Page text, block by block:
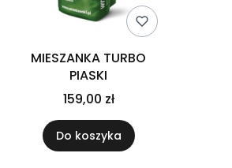
MIESZANKA TURBO
PIASKI
159,00 zł
Do koszyka